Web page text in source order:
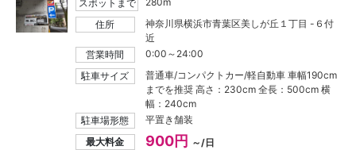
スポットまで
住所
神奈川県横浜市青葉区美しが丘１丁目 -６付
近
営業時間
0:00～24:00
駐車サイズ
普通車/コンパクトカー/軽自動車 車幅190cm
までを推奨 高さ：230cm 全長：500cm 横
幅：240cm
駐車場形態
平置き舗装
最大料金
900円 ～/日